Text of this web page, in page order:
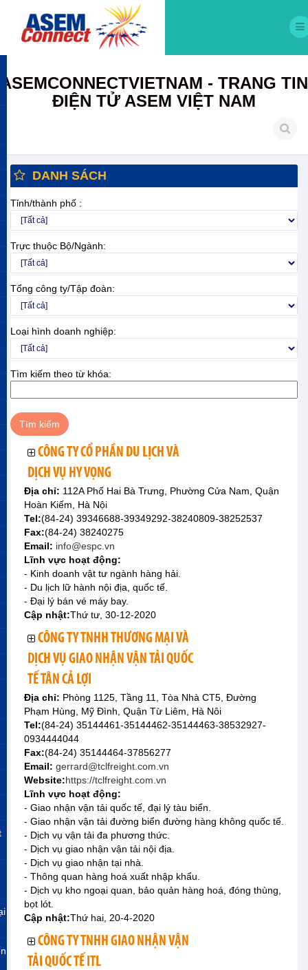
ASEMCONNECTVIETNAM - TRANG TIN
ĐIỆN TỬ ASEM VIỆT NAM
DANH SÁCH
Tỉnh/thành phố :
Trực thuộc Bộ/Ngành:
Tổng công ty/Tập đoàn:
Loại hình doanh nghiệp:
Tìm kiếm theo từ khóa:
CÔNG TY CỔ PHẦN DU LỊCH VÀ
DỊCH VỤ HY VỌNG
Địa chỉ: 112A Phố Hai Bà Trưng, Phường Cửa Nam, Quận
Hoàn Kiếm, Hà Nội
Tel:(84-24) 39346688-39349292-38240809-38252537
Fax:(84-24) 38240275
Email: info@espc.vn
Lĩnh vực hoạt động:
- Kinh doanh vật tư ngành hàng hải.
- Du lịch lữ hành nội địa, quốc tế.
- Đại lý bán vé máy bay.
Cập nhật:Thứ tư, 30-12-2020
CÔNG TY TNHH THƯƠNG MẠI VÀ
DỊCH VỤ GIAO NHẬN VẬN TẢI QUỐC
TẾ TÂN CẢ LỢI
Địa chỉ: Phòng 1125, Tầng 11, Tòa Nhà CT5, Đường
Phạm Hùng, Mỹ Đình, Quận Từ Liêm, Hà Nôi
Tel:(84-24) 35144461-35144462-35144463-38532927-
0934444044
Fax:(84-24) 35144464-37856277
Email: gerrard@tclfreight.com.vn
Website:https://tclfreight.com.vn
Lĩnh vực hoạt động:
- Giao nhận vận tải quốc tế, đại lý tàu biển.
- Giao nhận vận tải đường biển đường hàng không quốc tế.
- Dịch vụ vận tải đa phương thức.
- Dịch vụ giao nhận vận tải nội địa.
- Dịch vụ giao nhận tại nhà.
- Thông quan hàng hoá xuất nhập khẩu.
- Dịch vụ kho ngoại quan, bảo quản hàng hoá, đóng thùng,
bọt lót.
Cập nhật:Thứ hai, 20-4-2020
CÔNG TY TNHH GIAO NHẬN VẬN
TẢI QUỐC TẾ ITL